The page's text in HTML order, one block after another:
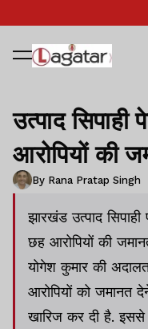
उत्पाद
आरोपियों की
By Rana Pratap Singh
झारखंड उत्पाद
छह आरोपियों की
योगेश कुमार की
आरोपियों को जमानत
खारिज कर दी है. इससे